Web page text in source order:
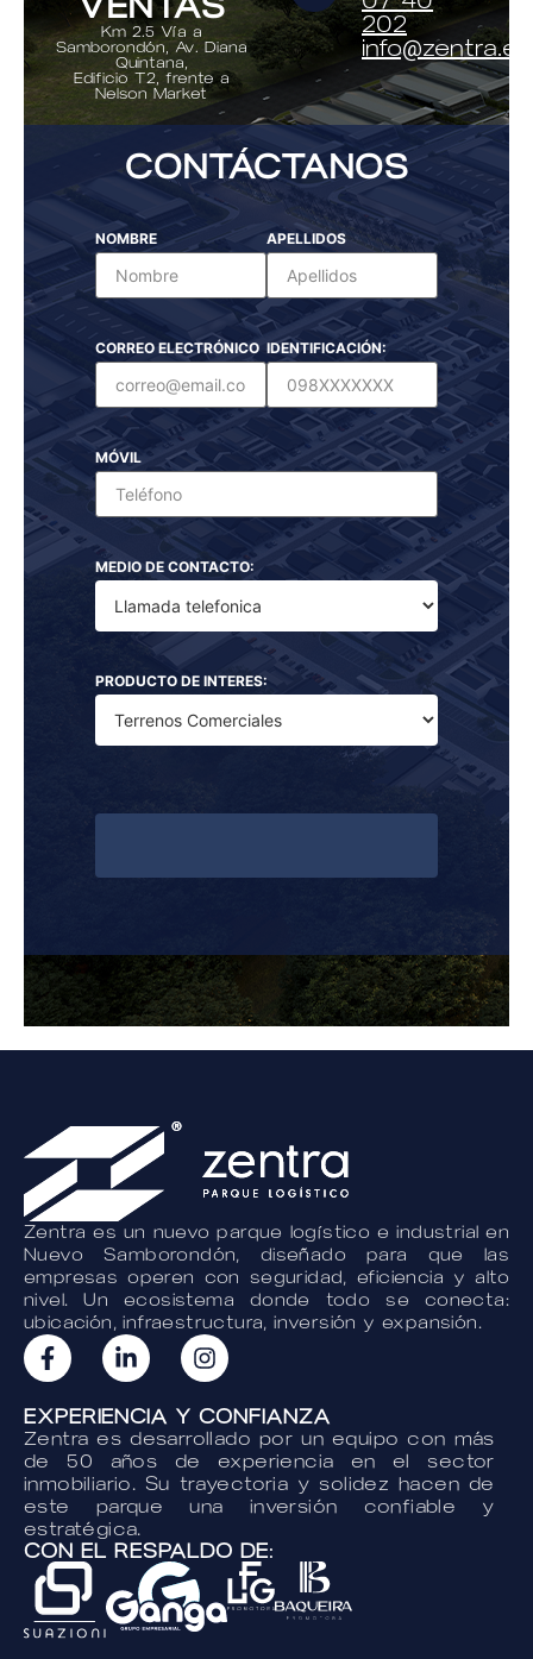
Km 2.5 Vía a
Samborondón, Av. Diana
Quintana,
Edificio T2, frente a
Nelson Market
202
info@zentra.ec
CONTÁCTANOS
NOMBRE APELLIDOS
CORREO ELECTRÓNICO IDENTIFICACIÓN:
MÓVIL
MEDIO DE CONTACTO:
PRODUCTO DE INTERES:
Zentra es un nuevo parque logístico e industrial en
Nuevo Samborondón, diseñado para que las
empresas operen con seguridad, eficiencia y alto
nivel. Un ecosistema donde todo se conecta:
ubicación, infraestructura, inversión y expansión.
EXPERIENCIA Y CONFIANZA
Zentra es desarrollado por un equipo con más
de 50 años de experiencia en el sector
inmobiliario. Su trayectoria y solidez hacen de
este parque una inversión confiable y
estratégica.
CON EL RESPALDO DE: